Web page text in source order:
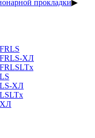
прокладки▶
ХЛ
ХЛ